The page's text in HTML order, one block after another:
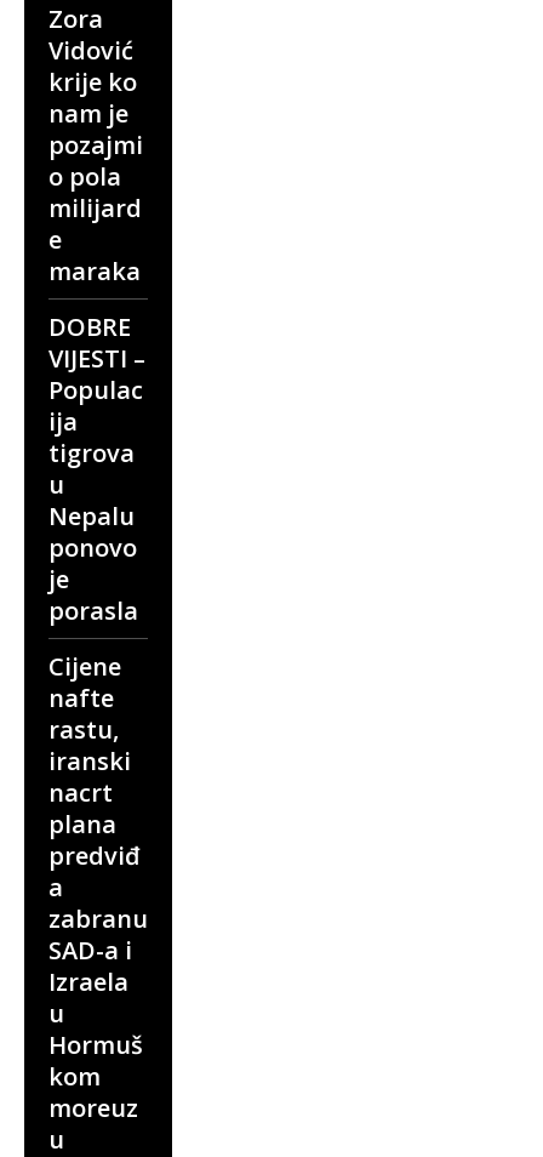
Zora
Vidović
krije ko
nam je
pozajmi
o pola
milijard
e
maraka
DOBRE
VIJESTI –
Populac
ija
tigrova
u
Nepalu
ponovo
je
porasla
Cijene
nafte
rastu,
iranski
nacrt
plana
predviđ
a
zabranu
SAD-a i
Izraela
u
Hormuš
kom
moreuz
u